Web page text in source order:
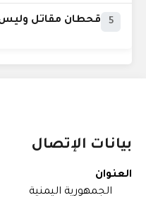
5 قحطان مقاتل وليس
بيانات الإتصال
العنوان
الجمهورية اليمنية